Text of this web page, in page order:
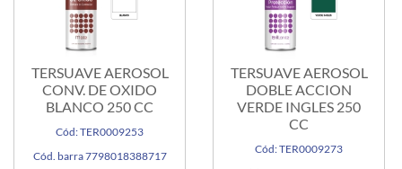
TERSUAVE AEROSOL
CONV. DE OXIDO
BLANCO 250 CC
Cód: TER0009253
Cód. barra 7798018388717
TERSUAVE AEROSOL
DOBLE ACCION
VERDE INGLES 250
CC
Cód: TER0009273